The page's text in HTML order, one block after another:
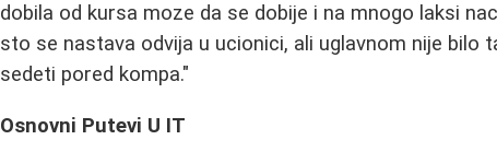
dobila od kursa moze da se dobije i na mnogo laksi
sto se nastava odvija u ucionici, ali uglavnom nije bilo
sedeti pored kompa."
Osnovni Putevi U IT